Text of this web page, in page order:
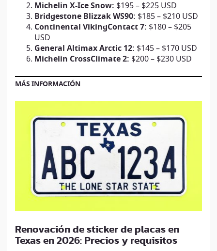
Michelin X-Ice Snow: $195 – $225 USD
Bridgestone Blizzak WS90: $185 – $210 USD
Continental VikingContact 7: $180 – $205
USD
General Altimax Arctic 12: $145 – $170 USD
Michelin CrossClimate 2: $200 – $230 USD
MÁS INFORMACIÓN
Renovación de sticker de placas en
Texas en 2026: Precios y requisitos